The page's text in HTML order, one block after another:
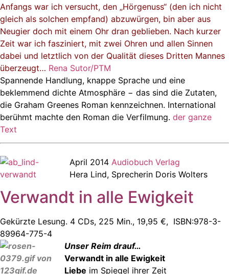
Anfangs war ich versucht, den „Hörgenuss“ (den ich nicht
gleich als solchen empfand) abzuwürgen, bin aber aus
Neugier doch mit einem Ohr dran geblieben. Nach kurzer
Zeit war ich fasziniert, mit zwei Ohren und allen Sinnen
dabei und letztlich von der Qualität dieses Dritten Mannes
überzeugt… Rena Sutor/PTM
Spannende Handlung, knappe Sprache und eine
beklemmend dichte Atmosphäre − das sind die Zutaten,
die Graham Greenes Roman kennzeichnen. International
berühmt machte den Roman die Verfilmung. der ganze
Text
April 2014 Audiobuch Verlag
Hera Lind, Sprecherin Doris Wolters
Verwandt in alle Ewigkeit
Gekürzte Lesung. 4 CDs, 225 Min., 19,95 €, ISBN:978-3-
89964-775-4
Unser Reim drauf…
Verwandt in alle Ewigkeit
Liebe im Spiegel ihrer Zeit